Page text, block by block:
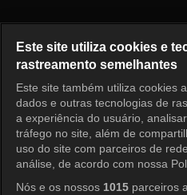
Este site utiliza cookies e
rastreamento semelhantes
Este site também utiliza cookies
dados e outras tecnologias de
a experiência do usuário,
tráfego no site, além de
uso do site com parceiros de
análise, de acordo com nossa
Nós e os nossos 1015 parceiros